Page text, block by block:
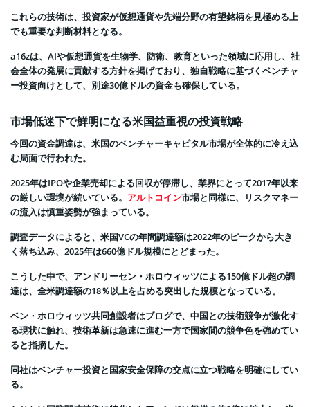
これらの技術は、投資家が仮想通貨や先端分野の有望銘柄を見極める上
でも重要な判断材料となる。
a16zは、AIや仮想通貨を生物学、防衛、教育といった領域に応用し、社
会全体の発展に貢献する方針を掲げており、独自戦略に基づくベンチャ
ー投資向けとして、別途30億ドルの資金も確保している。
市場低迷下で鮮明になる米国益重視の投資戦略
今回の資金調達は、米国のベンチャーキャピタル市場が全体的に冷え込
む局面で行われた。
2025年はIPOや企業売却による回収が停滞し、業界にとって2017年以来
の厳しい環境が続いている。 アルトコイン市場と同様に、リスクマネー
の流入は慎重姿勢が強まっている。
調査データによると、米国VCの年間調達額は2022年のピークから大き
く落ち込み、2025年は660億ドル規模にとどまった。
こうした中で、アンドリーセン・ホロウィッツによる150億ドル超の調
達は、全米調達額の18％以上を占める突出した規模となっている。
ベン・ホロウィッツ共同創設者はブログで、中国との技術競争が激化す
る現状に触れ、技術革新は急速に進む一方で国家間の競争色を強めてい
ると指摘した。
同社はベンチャー投資と国家安全保障の交点に立つ戦略を明確にしてい
る。